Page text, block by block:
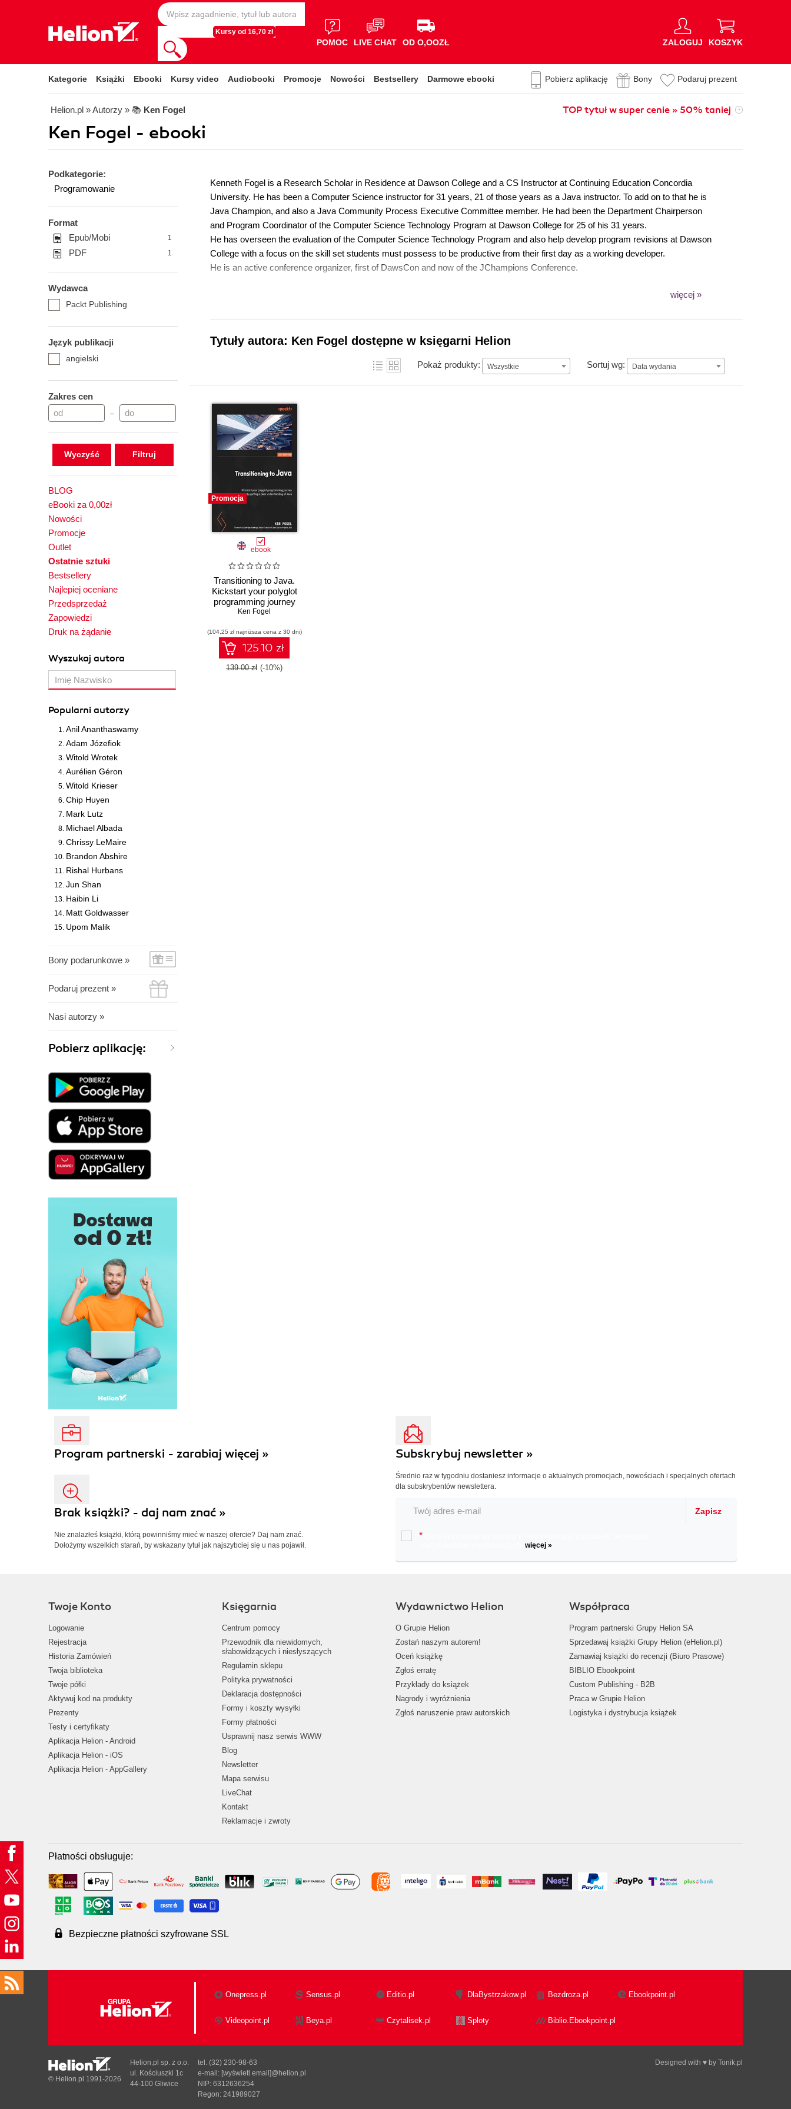
Kursy od 16,70 zł
POMOC LIVE CHAT OD O,OOZŁ ZALOGUJ KOSZYK
Kategorie Książki Ebooki Kursy video Audiobooki Promocje Nowości Bestsellery Darmowe ebooki Pobierz aplikację Bony Podaruj prezent
Helion.pl » Autorzy » 📚 Ken Fogel TOP tytuł w super cenie » 50% taniej
Ken Fogel - ebooki
Podkategorie:
Programowanie
Format
Epub/Mobi
1
PDF 1
Wydawca
Packt Publishing
Język publikacji
angielski
Zakres cen
–
Wyczyść
BLOG
eBooki za 0,00zł
Nowości
Promocje
Outlet
Ostatnie sztuki
Bestsellery
Najlepiej oceniane
Przedsprzedaż
Zapowiedzi
Druk na żądanie
Wyszukaj autora
Popularni autorzy
Anil Ananthaswamy
Adam Józefiok
Witold Wrotek
Aurélien Géron
Witold Krieser
Chip Huyen
Mark Lutz
Michael Albada
Chrissy LeMaire
Brandon Abshire
Rishal Hurbans
Jun Shan
Haibin Li
Matt Goldwasser
Upom Malik
Bony podarunkowe »
Podaruj prezent »
Nasi autorzy »
Pobierz aplikację:
Kenneth Fogel is a Research Scholar in Residence at Dawson College and a CS Instructor at Continuing Education Concordia
University. He has been a Computer Science instructor for 31 years, 21 of those years as a Java instructor. To add on to that he is
Java Champion, and also a Java Community Process Executive Committee member. He had been the Department Chairperson
and Program Coordinator of the Computer Science Technology Program at Dawson College for 25 of his 31 years.
He has overseen the evaluation of the Computer Science Technology Program and also help develop program revisions at Dawson
College with a focus on the skill set students must possess to be productive from their first day as a working developer.
He is an active conference organizer, first of DawsCon and now of the JChampions Conference.
więcej »
Tytuły autora: Ken Fogel dostępne w księgarni Helion
Pokaż produkty: Wszystkie Sortuj wg: Data wydania
Data wydania
Promocja
ebook
Transitioning to Java.
Kickstart your polyglot
programming journey
by getting a clear
Ken Fogel
(104,25 zł najniższa cena z 30 dni)
125.10 zł
139.00 zł (-10%)
Program partnerski - zarabiaj więcej »
Brak książki? - daj nam znać »
Nie znalazłeś książki, którą powinniśmy mieć w naszej ofercie? Daj nam znać.
Dołożymy wszelkich starań, by wskazany tytuł jak najszybciej się u nas pojawił.
Subskrybuj newsletter »
Średnio raz w tygodniu dostaniesz informacje o aktualnych promocjach, nowościach i specjalnych ofertach
dla subskrybentów newslettera.
Zapisz
*
więcej »
Twoje Konto
Logowanie
Rejestracja
Historia Zamówień
Twoja biblioteka
Twoje półki
Aktywuj kod na produkty
Prezenty
Testy i certyfikaty
Aplikacja Helion - Android
Aplikacja Helion - iOS
Aplikacja Helion - AppGallery
Księgarnia
Centrum pomocy
Przewodnik dla niewidomych,
słabowidzących i niesłyszących
Regulamin sklepu
Polityka prywatności
Deklaracja dostępności
Formy i koszty wysyłki
Formy płatności
Usprawnij nasz serwis WWW
Blog
Newsletter
Mapa serwisu
LiveChat
Kontakt
Reklamacje i zwroty
Wydawnictwo Helion
O Grupie Helion
Zostań naszym autorem!
Oceń książkę
Zgłoś erratę
Przykłady do książek
Nagrody i wyróżnienia
Zgłoś naruszenie praw autorskich
Współpraca
Program partnerski Grupy Helion SA
Sprzedawaj książki Grupy Helion (eHelion.pl)
Zamawiaj książki do recenzji (Biuro Prasowe)
BIBLIO Ebookpoint
Custom Publishing - B2B
Praca w Grupie Helion
Logistyka i dystrybucja książek
Płatności obsługuje:
Bezpieczne płatności szyfrowane SSL
Onepress.pl Sensus.pl Editio.pl DlaBystrzakow.pl Bezdroza.pl Ebookpoint.pl
Videopoint.pl Beya.pl Czytalisek.pl Sploty Biblio.Ebookpoint.pl
Designed with ♥ by Tonik.pl
© Helion.pl 1991-2026
Helion.pl sp. z o.o.
ul. Kościuszki 1c
44-100 Gliwice
tel. (32) 230-98-63
e-mail: [wyświetl email]@helion.pl
NIP: 6312636254
Regon: 241989027